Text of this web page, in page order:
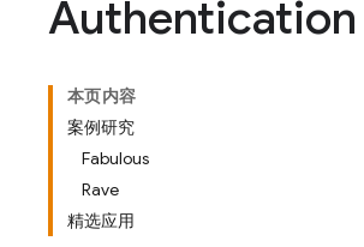
Authentication
本页内容
案例研究
Fabulous
Rave
精选应用